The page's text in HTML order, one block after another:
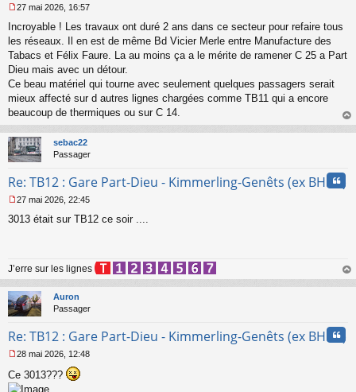
l
u
e
s
s
g
e
n
o
n
l
u
27 mai 2026, 16:57
Incroyable ! Les travaux ont duré 2 ans dans ce secteur pour refaire tous
les réseaux. Il en est de même Bd Vicier Merle entre Manufacture des
Tabacs et Félix Faure. La au moins ça a le mérite de ramener C 25 a Part
Dieu mais avec un détour.
Ce beau matériel qui tourne avec seulement quelques passagers serait
mieux affecté sur d autres lignes chargées comme TB11 qui a encore
beaucoup de thermiques ou sur C 14.
au
sebac22
Passager
Re: TB12 : Gare Part-Dieu - Kimmerling-Genêts (ex BHNS)
e
g
e
n
o
n
u
27 mai 2026, 22:45
3013 était sur TB12 ce soir ....
J’erre sur les lignes
au
Auron
Passager
Re: TB12 : Gare Part-Dieu - Kimmerling-Genêts (ex BHNS)
e
s
28 mai 2026, 12:48
Ce 3013???